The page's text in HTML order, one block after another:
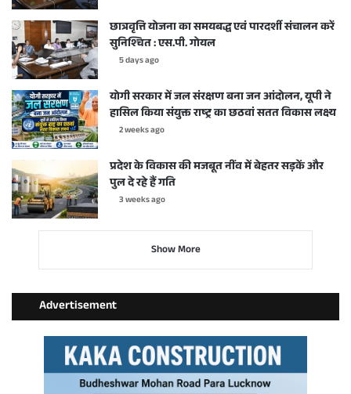
छात्रवृत्ति योजना का समयबद्ध एवं पारदर्शी संचालन करें
सुनिश्चित : एस.पी. गोयल
5 days ago
योगी सरकार में जल संरक्षण बना जन आंदोलन, यूपी ने
हासिल किया संयुक्त राष्ट्र का छठवां सतत विकास लक्ष्य
2 weeks ago
प्रदेश के विकास की मजबूत नींव में बेहतर सड़कें और
पुल दे रहे हैं गति
3 weeks ago
Show More
Advertisement